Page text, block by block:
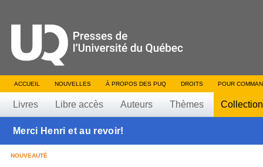
ACCUEIL NOUVELLES À PROPOS DES PUQ DROITS POUR
Livres Libre accès Auteurs Thèmes
Merci Henri et au revoir!
NOUVEAUTÉ